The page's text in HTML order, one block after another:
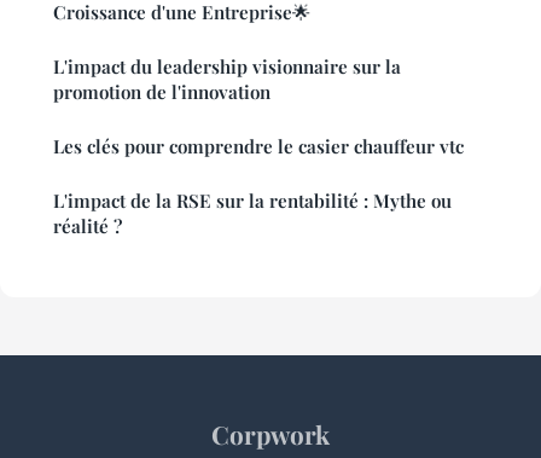
Croissance d'une Entreprise🌟
L'impact du leadership visionnaire sur la
promotion de l'innovation
Les clés pour comprendre le casier chauffeur vtc
L'impact de la RSE sur la rentabilité : Mythe ou
réalité ?
Corpwork